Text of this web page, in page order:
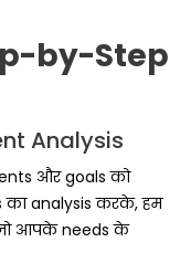
by-Step
Analysis
और goals को
analysis करके, हम
आपके needs के